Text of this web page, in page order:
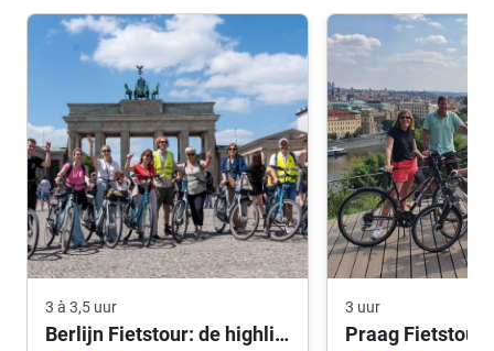
3 à 3,5 uur
Berlijn Fietstour: de highlights
3 uur